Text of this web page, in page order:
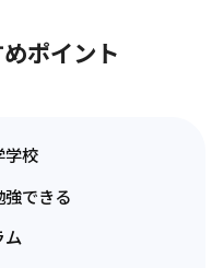
ポイント
学校
できる
ム